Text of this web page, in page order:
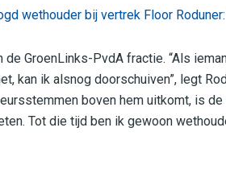
wethouder bij vertrek Floor Roduner:
de GroenLinks-PvdA fractie. “Als
kan ik alsnog doorschuiven”, legt
boven hem uitkomt, is de
Tot die tijd ben ik gewoon